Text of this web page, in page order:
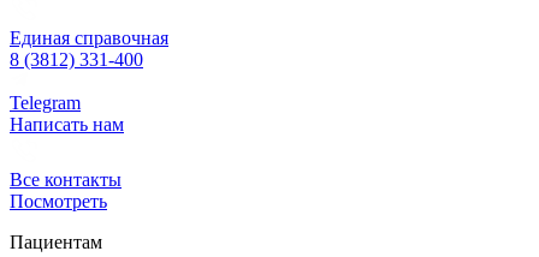
Единая справочная
8 (3812) 331-400
Telegram
Написать нам
Все контакты
Посмотреть
Пациентам